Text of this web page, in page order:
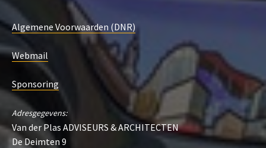
Algemene Voorwaarden (DNR)
Webmail
Sponsoring
Adresgegevens:
Van der Plas ADVISEURS & ARCHITECTEN
De Deimten 9